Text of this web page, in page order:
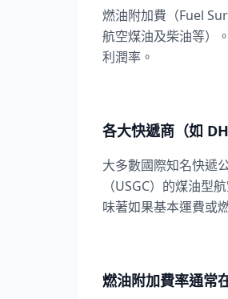
燃油附加費（Fuel
航空煤油及柴油等）
利潤率。
各大快遞商（如
大多數國際知名快遞
（USGC）的煤油
味著如果基本運費或
燃油附加費率通常